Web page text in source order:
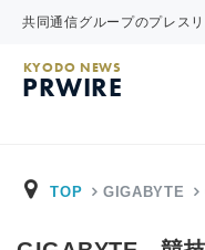
共同通信グループのプレス
KYODO NEWS
PRWIRE
TOP GIGABYTE